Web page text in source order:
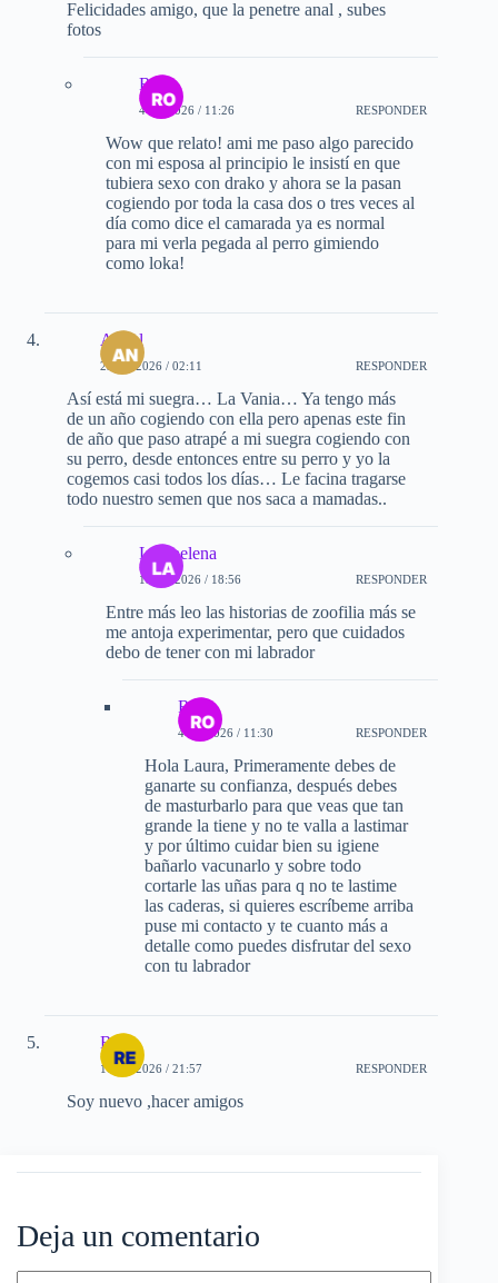
Felicidades amigo, que la penetre anal , subes
fotos
Rob
4-07-2026 / 11:26 RESPONDER
Wow que relato! ami me paso algo parecido
con mi esposa al principio le insistí en que
tubiera sexo con drako y ahora se la pasan
cogiendo por toda la casa dos o tres veces al
día como dice el camarada ya es normal
para mi verla pegada al perro gimiendo
como loka!
Angel
23-02-2026 / 02:11 RESPONDER
Así está mi suegra… La Vania… Ya tengo más
de un año cogiendo con ella pero apenas este fin
de año que paso atrapé a mi suegra cogiendo con
su perro, desde entonces entre su perro y yo la
cogemos casi todos los días… Le facina tragarse
todo nuestro semen que nos saca a mamadas..
Lauraelena
19-05-2026 / 18:56 RESPONDER
Entre más leo las historias de zoofilia más se
me antoja experimentar, pero que cuidados
debo de tener con mi labrador
Rob
4-07-2026 / 11:30 RESPONDER
Hola Laura, Primeramente debes de
ganarte su confianza, después debes
de masturbarlo para que veas que tan
grande la tiene y no te valla a lastimar
y por último cuidar bien su igiene
bañarlo vacunarlo y sobre todo
cortarle las uñas para q no te lastime
las caderas, si quieres escríbeme arriba
puse mi contacto y te cuanto más a
detalle como puedes disfrutar del sexo
con tu labrador
Ren
11-06-2026 / 21:57 RESPONDER
Soy nuevo ,hacer amigos
Deja un comentario